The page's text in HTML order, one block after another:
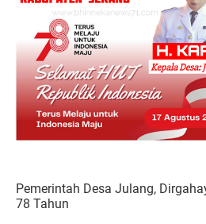
Pemerintah Desa Julang,
78 Tahun